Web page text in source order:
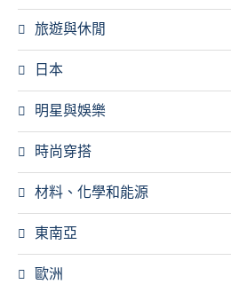
旅遊與休閒
日本
明星與娛樂
時尚穿搭
材料、化學和能源
東南亞
歐洲